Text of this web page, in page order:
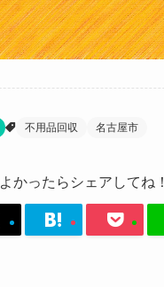
不用品回収 名古屋市
よかったらシェアしてね！